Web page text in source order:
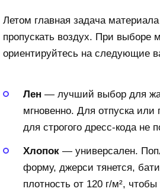
Летом главная задача
пропускать воздух. При выборе
ориентируйтесь на следующие
Лен — лучший выбор для
мгновенно. Для отпуска или
для строгого дресс-кода не
Хлопок — универсален.
форму, джерси тянется,
плотность от 120 г/м², чтобы